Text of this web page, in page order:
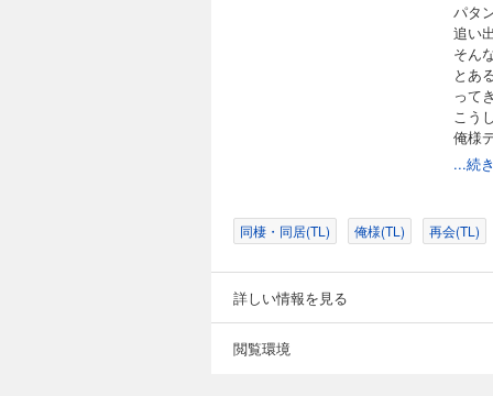
パタ
追い
そん
とあ
って
こう
俺様
【※
【収
「俺
...続
同棲・同居(TL) 俺様(TL) 再会(TL)
詳しい情報を見る
閲覧環境